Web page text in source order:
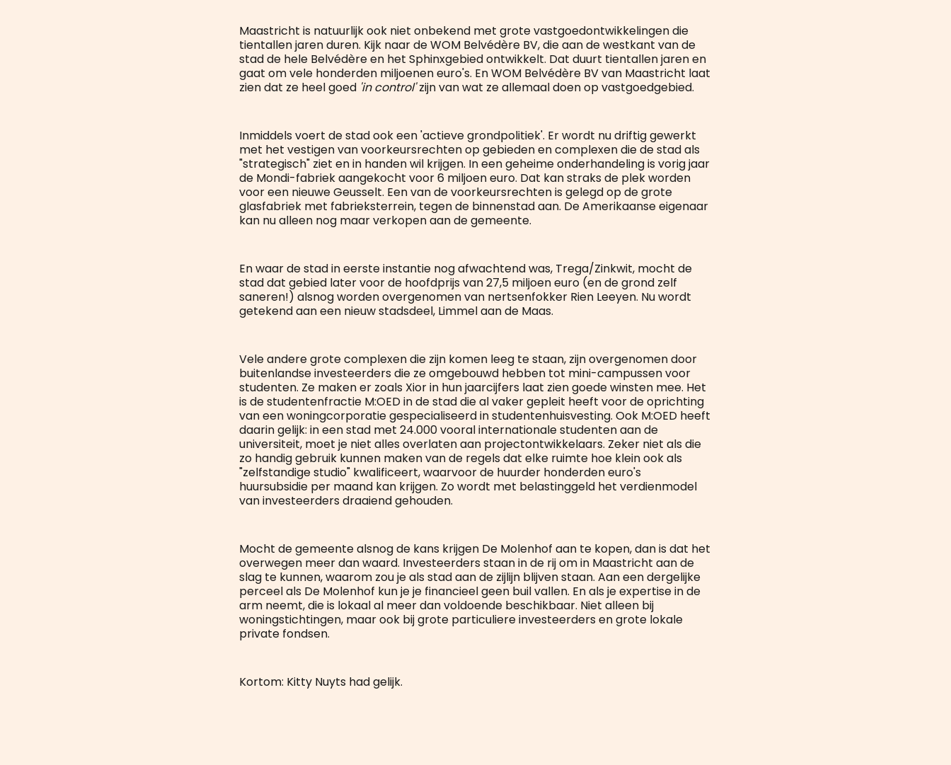
Maastricht is natuurlijk ook niet onbekend met grote vastgoedontwikkelingen die
tientallen jaren duren. Kijk naar de WOM Belvédère BV, die aan de westkant van de
stad de hele Belvédère en het Sphinxgebied ontwikkelt. Dat duurt tientallen jaren en
gaat om vele honderden miljoenen euro's. En WOM Belvédère BV van Maastricht laat
zien dat ze heel goed 'in control'zijn van wat ze allemaal doen op vastgoedgebied.
Inmiddels voert de stad ook een 'actieve grondpolitiek'. Er wordt nu driftig gewerkt
met het vestigen van voorkeursrechten op gebieden en complexen die de stad als
"strategisch" ziet en in handen wil krijgen. In een geheime onderhandeling is vorig jaar
de Mondi-fabriek aangekocht voor 6 miljoen euro. Dat kan straks de plek worden
voor een nieuwe Geusselt. Een van de voorkeursrechten is gelegd op de grote
glasfabriek met fabrieksterrein, tegen de binnenstad aan. De Amerikaanse eigenaar
kan nu alleen nog maar verkopen aan de gemeente.
En waar de stad in eerste instantie nog afwachtend was, Trega/Zinkwit, mocht de
stad dat gebied later voor de hoofdprijs van 27,5 miljoen euro (en de grond zelf
saneren!) alsnog worden overgenomen van nertsenfokker Rien Leeyen. Nu wordt
getekend aan een nieuw stadsdeel, Limmel aan de Maas.
Vele andere grote complexen die zijn komen leeg te staan, zijn overgenomen door
buitenlandse investeerders die ze omgebouwd hebben tot mini-campussen voor
studenten. Ze maken er zoals Xior in hun jaarcijfers laat zien goede winsten mee. Het
is de studentenfractie M:OED in de stad die al vaker gepleit heeft voor de oprichting
van een woningcorporatie gespecialiseerd in studentenhuisvesting. Ook M:OED heeft
daarin gelijk: in een stad met 24.000 vooral internationale studenten aan de
universiteit, moet je niet alles overlaten aan projectontwikkelaars. Zeker niet als die
zo handig gebruik kunnen maken van de regels dat elke ruimte hoe klein ook als
"zelfstandige studio" kwalificeert, waarvoor de huurder honderden euro's
huursubsidie per maand kan krijgen. Zo wordt met belastinggeld het verdienmodel
van investeerders draaiend gehouden.
Mocht de gemeente alsnog de kans krijgen De Molenhof aan te kopen, dan is dat het
overwegen meer dan waard. Investeerders staan in de rij om in Maastricht aan de
slag te kunnen, waarom zou je als stad aan de zijlijn blijven staan. Aan een dergelijke
perceel als De Molenhof kun je je financieel geen buil vallen. En als je expertise in de
arm neemt, die is lokaal al meer dan voldoende beschikbaar. Niet alleen bij
woningstichtingen, maar ook bij grote particuliere investeerders en grote lokale
private fondsen.
Kortom: Kitty Nuyts had gelijk.